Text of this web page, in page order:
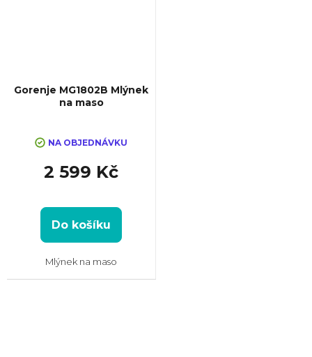
Gorenje MG1802B Mlýnek
na maso
NA OBJEDNÁVKU
2 599 Kč
Do košíku
Mlýnek na maso